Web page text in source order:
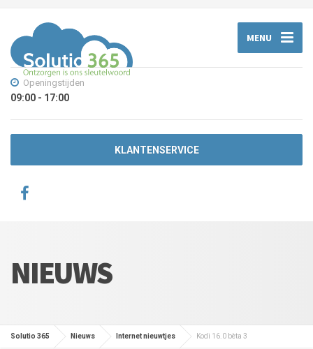
MENU
Openingstijden
09:00 - 17:00
KLANTENSERVICE
NIEUWS
Solutio 365 Nieuws Internet nieuwtjes Kodi 16.0 bèta 3